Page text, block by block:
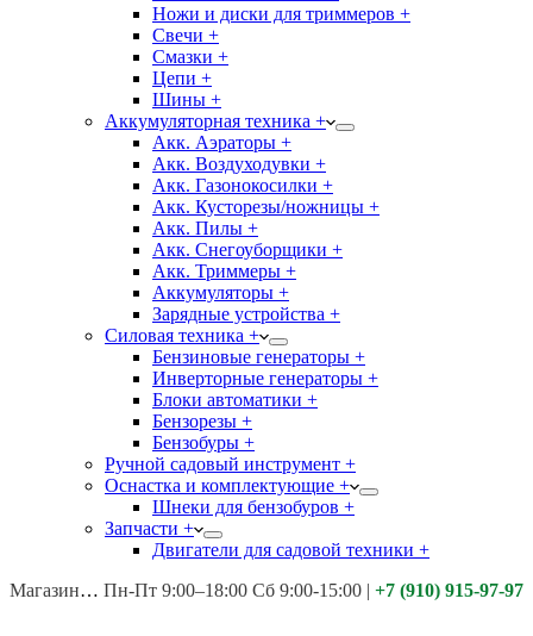
Ножи и диски для триммеров +
Свечи +
Смазки +
Цепи +
Шины +
Аккумуляторная техника +
Акк. Аэраторы +
Акк. Воздуходувки +
Акк. Газонокосилки +
Акк. Кусторезы/ножницы +
Акк. Пилы +
Акк. Снегоуборщики +
Акк. Триммеры +
Аккумуляторы +
Зарядные устройства +
Силовая техника +
Бензиновые генераторы +
Инверторные генераторы +
Блоки автоматики +
Бензорезы +
Бензобуры +
Ручной садовый инструмент +
Оснастка и комплектующие +
Шнеки для бензобуров +
Запчасти +
Двигатели для садовой техники +
Магазины: Калуга ул. Московская д.113
Пн-Пт 9:00–18:00 Сб 9:00-15:00 | +7 (910) 915-97-97